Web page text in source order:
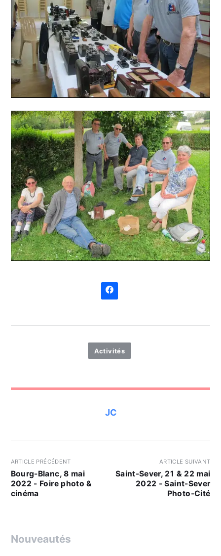
Activités
JC
ARTICLE PRÉCÉDENT
Bourg-Blanc, 8 mai
2022 - Foire photo &
cinéma
ARTICLE SUIVANT
Saint-Sever, 21 & 22 mai
2022 - Saint-Sever
Photo-Cité
Nouveautés